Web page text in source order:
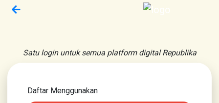
Satu login untuk semua platform digital Republika
Daftar Menggunakan